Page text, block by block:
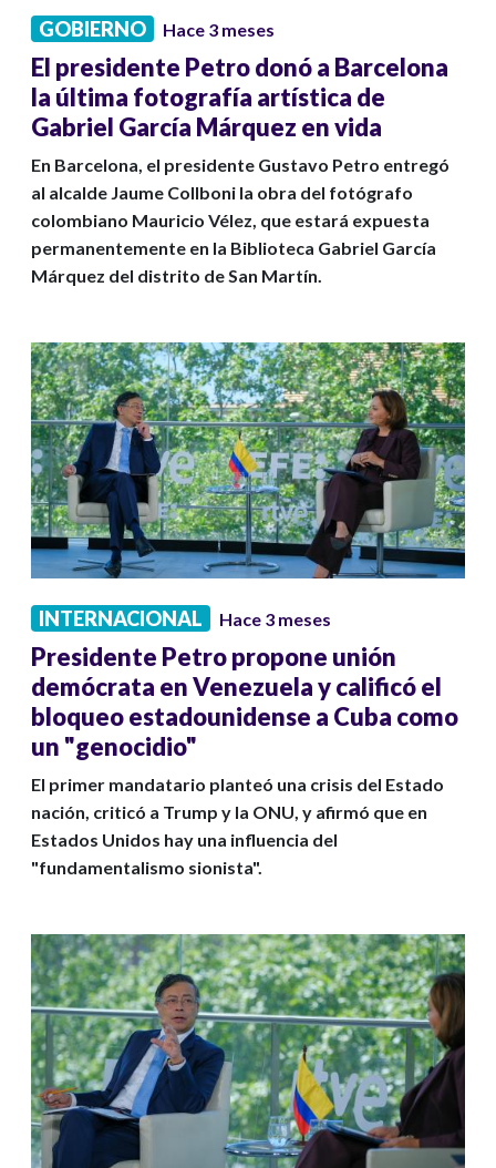
GOBIERNO Hace 3 meses
El presidente Petro donó a Barcelona
la última fotografía artística de
Gabriel García Márquez en vida
En Barcelona, el presidente Gustavo Petro entregó
al alcalde Jaume Collboni la obra del fotógrafo
colombiano Mauricio Vélez, que estará expuesta
permanentemente en la Biblioteca Gabriel García
Márquez del distrito de San Martín.
INTERNACIONAL Hace 3 meses
Presidente Petro propone unión
demócrata en Venezuela y calificó el
bloqueo estadounidense a Cuba como
un "genocidio"
El primer mandatario planteó una crisis del Estado
nación, criticó a Trump y la ONU, y afirmó que en
Estados Unidos hay una influencia del
"fundamentalismo sionista".